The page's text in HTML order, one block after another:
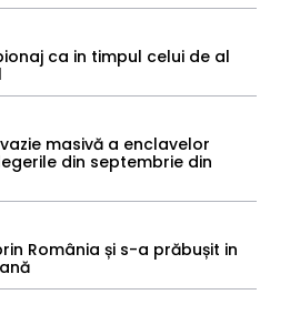
ca in timpul celui de al
masivă a enclavelor
din septembrie din
România și s-a prăbușit in